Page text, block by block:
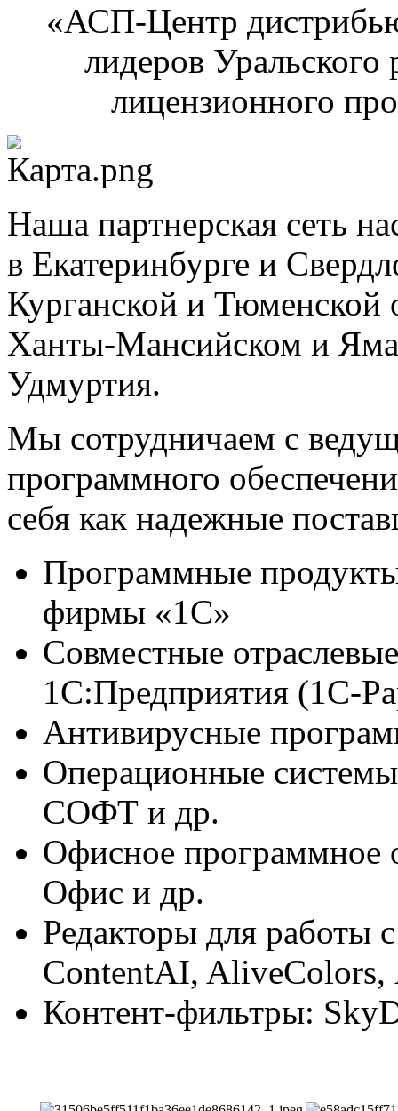
«АСП-Центр
лидеров
лицензионного
Наша партнерская сеть
в Екатеринбурге и
Курганской и Тюменской
Ханты-Мансийском и
Удмуртия.
Мы сотрудничаем с
программного
себя как надежные
Программные
фирмы «1С»
Совместные
1С:Предприятия (1С-
Антивирусные
Операционные
СОФТ и др.
Офисное
Офис и др.
Редакторы для работы
ContentAI,
Контент-фильтры: